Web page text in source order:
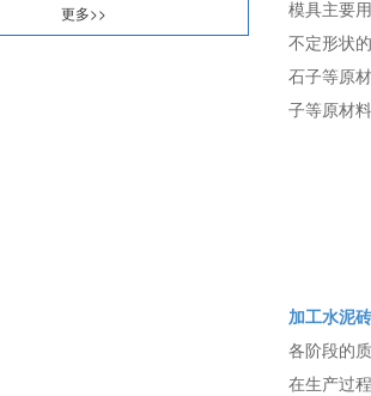
模具主要
不定形状
石子等原
子等原材
加工水泥
各阶段的
在生产过
更多>>